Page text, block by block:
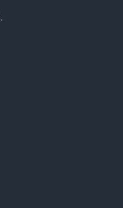
.